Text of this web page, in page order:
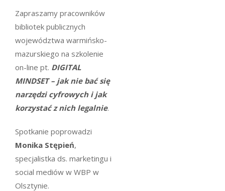
Zapraszamy pracowników
bibliotek publicznych
województwa warmińsko-
mazurskiego na szkolenie
on-line pt. DIGITAL
MINDSET – jak nie bać się
narzędzi cyfrowych i jak
korzystać z nich legalnie.
Spotkanie poprowadzi
Monika Stępień,
specjalistka ds. marketingu i
social mediów w WBP w
Olsztynie.